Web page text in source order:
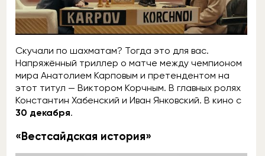
Скучали по шахматам? Тогда это для вас.
Напряжённый триллер о матче между чемпионом
мира Анатолием Карповым и претендентом на
этот титул — Виктором Корчным. В главных ролях
Константин Хабенский и Иван Янковский. В кино с
30 декабря.
«Вестсайдская история»